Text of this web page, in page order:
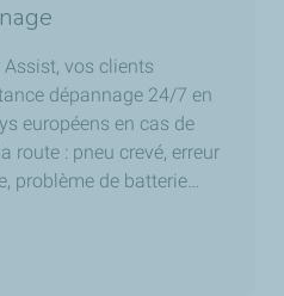
vos clients
dépannage 24/7 en
européens en cas de
route : pneu crevé, erreur
problème de batterie…